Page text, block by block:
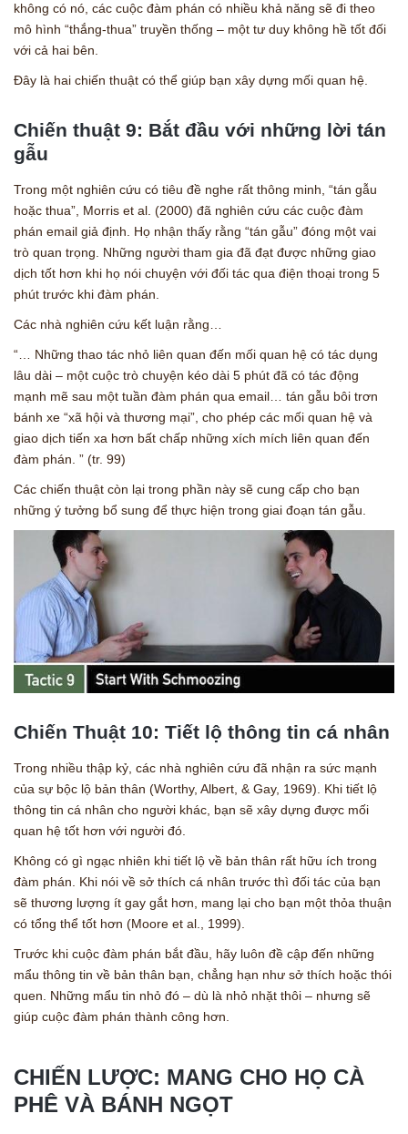
không có nó, các cuộc đàm phán có nhiều khả năng sẽ đi theo
mô hình “thắng-thua” truyền thống – một tư duy không hề tốt đối
với cả hai bên.
Đây là hai chiến thuật có thể giúp bạn xây dựng mối quan hệ.
Chiến thuật 9: Bắt đầu với những lời tán
gẫu
Trong một nghiên cứu có tiêu đề nghe rất thông minh, “tán gẫu
hoặc thua”, Morris et al. (2000) đã nghiên cứu các cuộc đàm
phán email giả định. Họ nhận thấy rằng “tán gẫu” đóng một vai
trò quan trọng. Những người tham gia đã đạt được những giao
dịch tốt hơn khi họ nói chuyện với đối tác qua điện thoại trong 5
phút trước khi đàm phán.
Các nhà nghiên cứu kết luận rằng…
“… Những thao tác nhỏ liên quan đến mối quan hệ có tác dụng
lâu dài – một cuộc trò chuyện kéo dài 5 phút đã có tác động
mạnh mẽ sau một tuần đàm phán qua email… tán gẫu bôi trơn
bánh xe “xã hội và thương mại”, cho phép các mối quan hệ và
giao dịch tiến xa hơn bất chấp những xích mích liên quan đến
đàm phán. ” (tr. 99)
Các chiến thuật còn lại trong phần này sẽ cung cấp cho bạn
những ý tưởng bổ sung để thực hiện trong giai đoạn tán gẫu.
Chiến Thuật 10: Tiết lộ thông tin cá nhân
Trong nhiều thập kỷ, các nhà nghiên cứu đã nhận ra sức mạnh
của sự bộc lộ bản thân (Worthy, Albert, & Gay, 1969). Khi tiết lộ
thông tin cá nhân cho người khác, bạn sẽ xây dựng được mối
quan hệ tốt hơn với người đó.
Không có gì ngạc nhiên khi tiết lộ về bản thân rất hữu ích trong
đàm phán. Khi nói về sở thích cá nhân trước thì đối tác của bạn
sẽ thương lượng ít gay gắt hơn, mang lại cho bạn một thỏa thuận
có tổng thể tốt hơn (Moore et al., 1999).
Trước khi cuộc đàm phán bắt đầu, hãy luôn đề cập đến những
mẩu thông tin về bản thân bạn, chẳng hạn như sở thích hoặc thói
quen. Những mẩu tin nhỏ đó – dù là nhỏ nhặt thôi – nhưng sẽ
giúp cuộc đàm phán thành công hơn.
CHIẾN LƯỢC: MANG CHO HỌ CÀ
PHÊ VÀ BÁNH NGỌT